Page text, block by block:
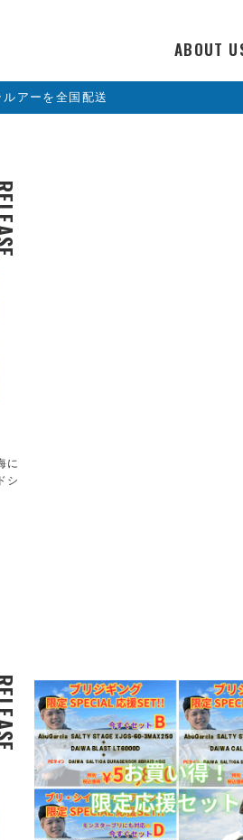
ABOUT
アーを全国配送
に
シ